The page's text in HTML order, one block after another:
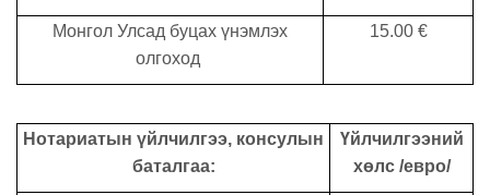
Монгол Улсад буцах үнэмлэх
олгоход
15.00 €
Нотариатын үйлчилгээ, консулын
баталгаа:
Үйлчилгээний
хөлс /евро/